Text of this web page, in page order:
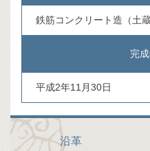
鉄筋コンクリート造（土蔵
完
平成2年11月30日
沿革